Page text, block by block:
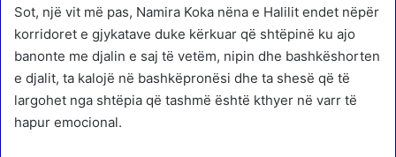
Sot, një vit më pas, Namira Koka nëna e Halilit endet nëpër
korridoret e gjykatave duke kërkuar që shtëpinë ku ajo
banonte me djalin e saj të vetëm, nipin dhe bashkëshorten
e djalit, ta kalojë në bashkëpronësi dhe ta shesë që të
largohet nga shtëpia që tashmë është kthyer në varr të
hapur emocional.